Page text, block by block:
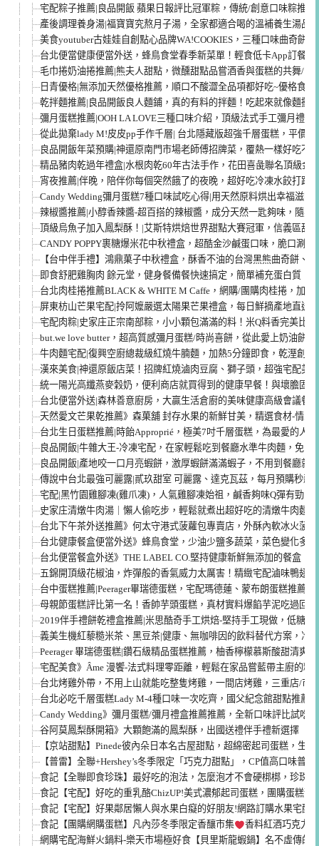
宅配粽子推薦|良品開飯 蘋果日報評比冠軍粽，傳統/創意口味粽推
產後調理養身湯|福寶寶究熬月子湯，全家都適合喝的溫補養生湯品
美食youtuber古娃娃自創點心品牌WA!COOKIES，三種口味曲奇餅+
台北便當健康便當外送，蜂鳥食堂春季新菜單！輕食低卡App訂餐超
毛巾捲奶油捲推薦|熊夫人甜點，微醺甜點品嘗酒香與蛋糕的共舞/宅
日青優格|無添加天然優格推薦，順口不酸澀全品項都好吃~優格食譜
乾拌麵推薦|良品開飯良人麵鋪，真的有料的拌麵！吃起來就像麵攤
彌月蛋糕推薦|OOH LA LOVE三種口味介紹，頂級法式手工彌月禮盒
從此拋棄lady M!皮皮pp手作千層| 台北隱藏版超強千層蛋糕，平價
良品開飯年菜預購|神還原南門市場老師傅招牌菜，覆熱一樣好吃不
精品豬肉乾過年禮盒|水根肉乾60年古法手作，花田喜彘聯名頂級金
宵夜推薦|伴晚，陪伴你每個突然餓了的夜晚，超好吃冷凍水餃打趴
Candy Wedding彌月蛋糕7種口味試吃心得|用天然原料烘出幸福滋味
辣椒醬推薦|小醇香辣醬-超百搭的辣椒醬，成分天然一匙夠味，隨身
頂級烏魚子加入鳳梨酥！|艾斯特烘焙世界甜點大賽冠軍，信義區甜
CANDY POPPY裹糖爆米花中秋禮盒，超酷金沙鹹蛋口味，脆口涮嘴
【台中伴手禮】鴻鼎菓子中秋禮盒，酥香不油的台灣黑熊曲奇餅、
即食舒肥雞胸肉 餘元堂，健身餐備餐快速搞定，簡單補充蛋白質！
台北肉桂捲推薦BLACK & WHITE M Caffe，網購/團購肉桂捲，加
屏東枋山芒果宅配|拎阿嬤嚴選太陽果芒果禮盒，每日鮮摘產地直送
宅配肉粽|史家庄正宗南部粽，小小顆包滿滿的料！米Q料香完美比
but.we love butter，超高質感彌月蛋糕/時尚喜餅，從此愛上奶油餅
牛肉麵宅配|復興空廚總裁級紅燒牛腩麵，加熱5分鐘即食，乾溼創意
漢來美食|神還原飯店菜！招牌紅燒滷肉豆腐、獅子頭，超強宅配美
統一陽光高纖燕麥穀奶，便利商店就買得到的健康早餐！與壞膽固
台北便當外送|森林善意廚房，大贏生活倉廚的美味健康高級會議餐
天然愛文芒果乾推薦》森菓舖 封存水果的新鮮甘美，精選食材-情人
台北生日蛋糕推薦|時飴Approprié，極美7吋千層蛋糕，為最愛的人
良品開飯|牛雜大王-冷凍宅配，在家輕鬆吃到餐廳水準牛肉麵，免出
良品開飯|產地咬一口月亮蝦餅，激厚蝦餅滿滿蝦子，不用到餐廳就
傳說中台北最強可麗露|貳玖甜室 可麗露、達克瓦茲，每月預購秒殺
宅配|黑竹園雞腳凍(雞爪凍)，人氣雞腳凍始祖，鹹香夠味Q彈有勁，
史家庄清燉牛肉湯｜懶人偷吃步，輕鬆就煮出超好吃的清燉牛肉麵
台北下午茶外送推薦》何太守港式菠蘿包專賣店，外酥內軟冰火菠
台北健康餐盒便當外送》蜂鳥食堂，少油少鹽多蔬菜，菜色變化多
台北便當餐盒外送》THE LABEL CO.堅持健康新鮮無添加的餐盒，
五錦開頂級花椒油，炸彈般的香氣威力太厲害！精緻宅配滷味鴨翅
台中蛋糕推薦|Peerager畢瑞德蛋糕，宅配瑪德蓮、蒙布朗蛋糕推薦
母親節蛋糕評比第一名！香帥芋頭蛋糕，真材實料爆餡芋泥吃過回
2019伴手禮餅乾禮盒推薦|米思酷奇手工烘焙-堅持手工現做，低糖
義美生機紅藜糙米茶、黑豆茶|健康、無咖啡因的飲料替代方案，冷
Peerager 畢瑞德蛋糕|鑽石級精品蛋糕推薦，柚香檸檬慕斯酸甜清爽
宅配美食》Âme 漫饗-法式料理零距離，輕鬆在家品嘗藍帶主廚的精
台北烤雞外帶，不用上山就能吃整隻烤雞，一間店烤雞，三重店/市
台北必吃千層蛋糕Lady M-4種口味一次吃齊，國父紀念館甜點推薦
Candy Wedding》彌月蛋糕/彌月禮盒推薦推薦，全新口味評比試吃
谷阿莫鳳梨酥開箱》大顆飽滿的鳳梨酥，出國送禮伴手禮新選擇
【京站甜點】Pinede彼內朵日本名古屋甜點，超綿密起司蛋糕，生
【普雷】全聯+Hershey’s冬季限定「巧克力甜點」，CP值高口味普通
食記【全聯即食珍珠】最好吃的泡法，怎麼泡才不會硬梆梆，珍珠
食記【宅配】好吃的重乳酪ChizUP!美式濃郁起司蛋糕，團購蛋糕甜
食記【宅配】好果鄰居懶人與水果白癡的好朋友!網路訂購水果宅配
食記【團購網購蛋糕】凡內莎冬季限定香釀市集
香料紅酒巧克力
網購宅配海鮮火鍋料-樂天市場極好食【貝里斯龍蝦鍋】名不虛傳的